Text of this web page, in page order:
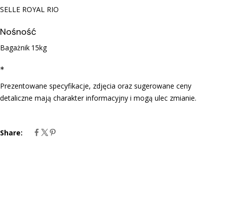
SELLE ROYAL RIO
Nośność
Bagażnik 15kg
*
Prezentowane specyfikacje, zdjęcia oraz sugerowane ceny
detaliczne mają charakter informacyjny i mogą ulec zmianie.
Share: